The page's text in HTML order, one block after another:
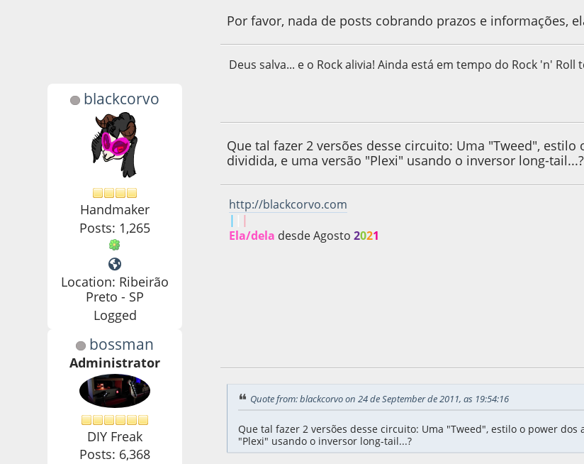
Por favor, nada de posts cobrando prazos e informações,
Deus salva... e o Rock alivia! Ainda está em tempo do Rock 'n' Roll
blackcorvo
Handmaker
Posts: 1,265
Location: Ribeirão
Preto - SP
Logged
Que tal fazer 2 versões desse circuito: Uma "Tweed",
dividida, e uma versão "Plexi" usando o inversor long-tail...?
http://blackcorvo.com
|
|
Ela/dela desde Agosto2021
bossman
Administrator
DIY Freak
Posts: 6,368
Quote from: blackcorvo on 24 de September de 2011, as 19:54:16
Que tal fazer 2 versões desse circuito: Uma "Tweed", estilo o power
"Plexi" usando o inversor long-tail...?